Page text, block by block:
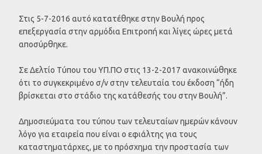
Στις 5-7-2016 αυτό κατατέθηκε στην Βουλή προς
επεξεργασία στην αρμόδια Επιτροπή και λίγες ώρες μετά
αποσύρθηκε.
Σε Δελτίο Τύπου του ΥΠ.ΠΟ στις 13-2-2017 ανακοινώθηκε
ότι το συγκεκριμένο σ/ν στην τελευταία του έκδοση “ήδη
βρίσκεται στο στάδιο της κατάθεσής του στην Βουλή”.
Δημοσιεύματα του τύπου των τελευταίων ημερών κάνουν
λόγο για εταιρεία που είναι ο εφιάλτης για τους
καταστηματάρχες, με το πρόσχημα την προστασία των